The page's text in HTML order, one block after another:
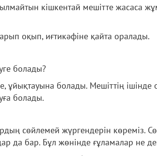
кішкентай мешітте жасаса
оқып, иғтикәфіне қайта оралады.
болады?
ұйықтауына болады. Мешіттің
болады.
сөйлемей жүргендерін көреміз.
да бар. Бұл жөнінде ғұламалар не